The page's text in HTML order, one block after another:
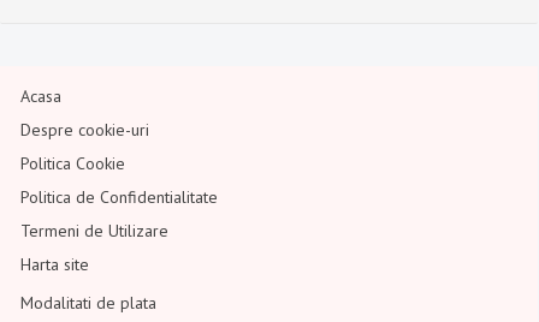
Acasa
Despre cookie-uri
Politica Cookie
Politica de Confidentialitate
Termeni de Utilizare
Harta site
Modalitati de plata